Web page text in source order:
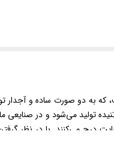
که به دو صورت ساده و آجدار
تولید می‌شود و در صنایعی
درج می‌کنند. با در نظر